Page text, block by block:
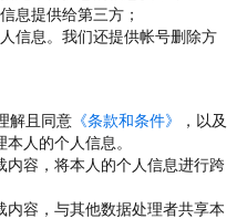
息提供给第三方；
信息。我们还提供帐号删除方
解且同意 《条款和条件》
，以及
人的个人信息。
容，将本人的个人信息进行跨
容，与其他数据处理者共享本